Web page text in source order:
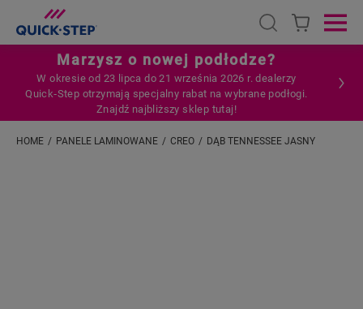
Open search
Marzysz o nowej podłodze?
W okresie od 23 lipca do 21 września 2026 r. dealerzy
Quick‑Step otrzymają specjalny rabat na wybrane podłogi.
Znajdź najbliższy sklep tutaj!
HOME PANELE LAMINOWANE CREO DĄB TENNESSEE JASNY